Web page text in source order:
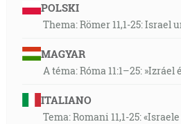
POLSKI
Thema: Römer 11,1-25:
MAGYAR
A téma: Róma 11:1–25:
ITALIANO
Tema: Romani 11,1-25: